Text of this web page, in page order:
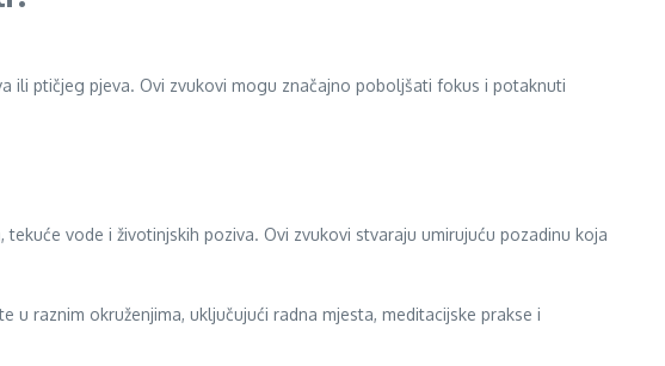
ili ptičjeg pjeva. Ovi zvukovi mogu značajno poboljšati fokus i potaknuti
vode i životinjskih poziva. Ovi zvukovi stvaraju umirujuću pozadinu koja
raznim okruženjima, uključujući radna mjesta, meditacijske prakse i